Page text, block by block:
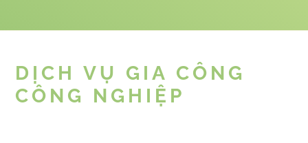
DỊCH VỤ GIA CÔNG
CÔNG NGHIỆP